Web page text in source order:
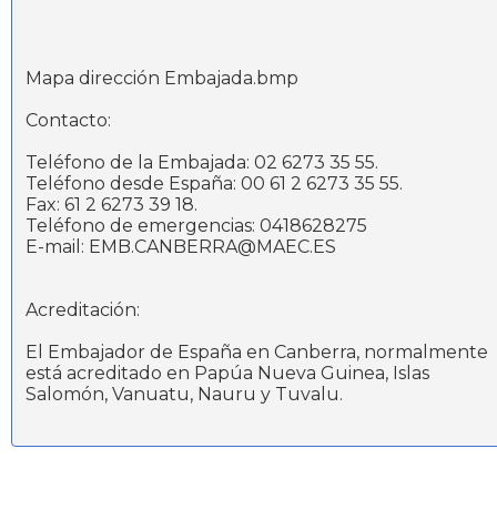
Mapa dirección Embajada.bmp
Contacto:
Teléfono de la Embajada: 02 6273 35 55.
Teléfono desde España: 00 61 2 6273 35 55.
Fax: 61 2 6273 39 18.
Teléfono de emergencias: 0418628275
E-mail: EMB.CANBERRA@MAEC.ES
Acreditación:
El Embajador de España en Canberra, normalmente
está acreditado en Papúa Nueva Guinea, Islas
Salomón, Vanuatu, Nauru y Tuvalu.